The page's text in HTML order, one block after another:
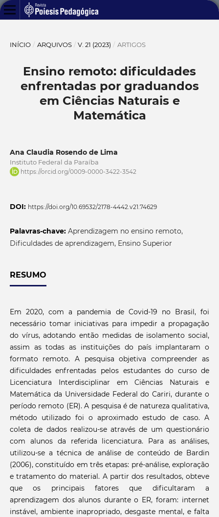
INÍCIO / ARQUIVOS / V. 21 (2023) / ARTIGOS
Ensino remoto: dificuldades
enfrentadas por graduandos
em Ciências Naturais e
Matemática
Ana Claudia Rosendo de Lima
Instituto Federal da Paraíba
https://orcid.org/0009-0000-3422-3542
DOI: https://doi.org/10.69532/2178-4442.v21.74629
Palavras-chave: Aprendizagem no ensino remoto,
Dificuldades de aprendizagem, Ensino Superior
RESUMO
Em 2020, com a pandemia de Covid-19 no Brasil, foi
necessário tomar iniciativas para impedir a propagação
do vírus, adotando então medidas de isolamento social,
assim as todas as instituições do país implantaram o
formato remoto. A pesquisa objetiva compreender as
dificuldades enfrentadas pelos estudantes do curso de
Licenciatura Interdisciplinar em Ciências Naturais e
Matemática da Universidade Federal do Cariri, durante o
período remoto (ER). A pesquisa é de natureza qualitativa,
método utilizado foi o aproximado estudo de caso. A
coleta de dados realizou-se através de um questionário
com alunos da referida licenciatura. Para as análises,
utilizou-se a técnica de análise de conteúdo de Bardin
(2006), constituído em três etapas: pré-análise, exploração
e tratamento do material. A partir dos resultados, obteve
que os principais fatores que dificultaram a
aprendizagem dos alunos durante o ER, foram: internet
instável, ambiente inapropriado, desgaste mental, e falta